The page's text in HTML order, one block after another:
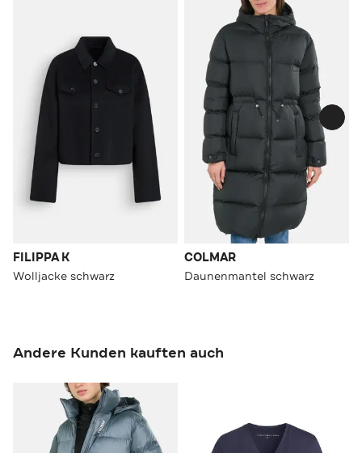
FILIPPA K
Wolljacke schwarz
COLMAR
Daunenmantel schwarz
Andere Kunden kauften auch